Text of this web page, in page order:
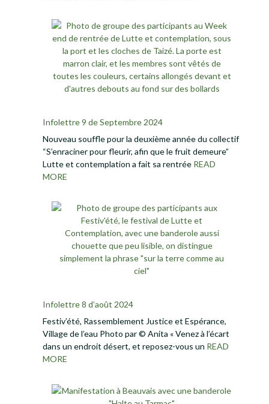
Infolettre 9 de Septembre 2024
Nouveau souffle pour la deuxième année du collectif
“S’enraciner pour fleurir, afin que le fruit demeure”
Lutte et contemplation a fait sa rentrée READ
MORE
Infolettre 8 d’août 2024
Festiv’été, Rassemblement Justice et Espérance,
Village de l’eau Photo par © Anita « Venez à l’écart
dans un endroit désert, et reposez-vous un READ
MORE